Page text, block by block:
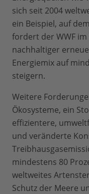
sich seit 2004
ein Beispiel, auf
fordert der WWF
nachhaltiger
Energiemix auf
steigern.
Weitere
Ökosysteme, ein
effizientere,
und veränderte
mindestens 80
weltweites
Schutz der Meere